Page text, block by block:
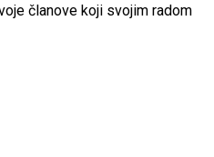
članove koji svojim radom